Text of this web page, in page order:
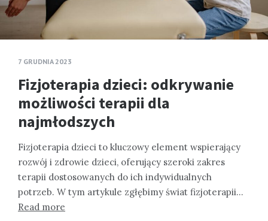
7 GRUDNIA 2023
Fizjoterapia dzieci: odkrywanie
możliwości terapii dla
najmłodszych
Fizjoterapia dzieci to kluczowy element wspierający
rozwój i zdrowie dzieci, oferujący szeroki zakres
terapii dostosowanych do ich indywidualnych
potrzeb. W tym artykule zgłębimy świat fizjoterapii…
Read more